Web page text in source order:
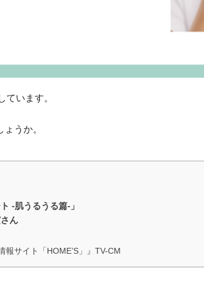
います。
うか。
-肌うるうる篇-」
ん
サイト「HOME’S」』TV-CM